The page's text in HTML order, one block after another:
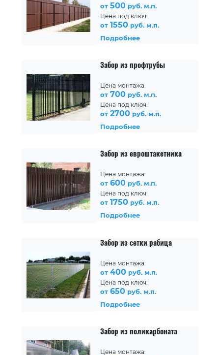
от 500 руб. м.п.
Цена под ключ:
от 1550 руб. м.п.
Подробнее
Забор из профтрубы
Цена монтажа:
от 700 руб. м.п.
Цена под ключ:
от 2700 руб. м.п.
Подробнее
Забор из евроштакетника
Цена монтажа:
от 600 руб. м.п.
Цена под ключ:
от 1750 руб. м.п.
Подробнее
Забор из сетки рабица
Цена монтажа:
от 400 руб. м.п.
Цена под ключ:
от 650 руб. м.п.
Подробнее
Забор из поликарбоната
Цена монтажа: